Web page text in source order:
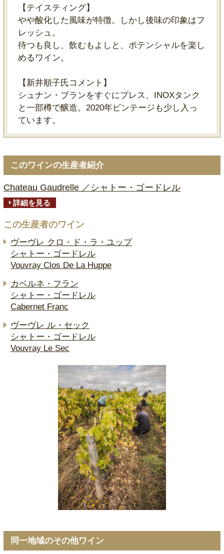
【テイスティング】
やや酸化した風味が特徴。しかし後味の印象はフ
レッシュ。
待つも良し、飲むもよしと、ポテンシャルを楽し
めるワイン。
【新井順子氏コメント】
シュナン・ブランをすぐにプレス、INOXタンク
と一部樽で醸造。2020年ビンテージも少し入っ
ています。
このワインの生産者紹介
Chateau Gaudrelle ／シャトー・ゴードレル
詳細を見る
この生産者のワイン
ヴーヴレ クロ・ド・ラ・ユップ
シャトー・ゴードレル
Vouvray Clos De La Huppe
カベルネ・フラン
シャトー・ゴードレル
Cabernet Franc
ヴーヴレ ル・セック
シャトー・ゴードレル
Vouvray Le Sec
同一地域のその他ワイン